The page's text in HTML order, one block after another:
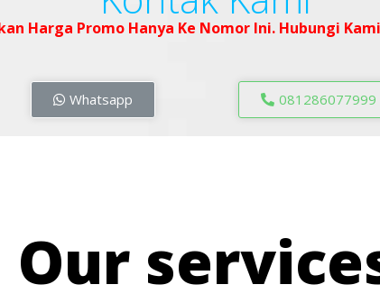
Harga Promo Hanya Ke Nomor Ini. Hubungi
Whatsapp 081286077999
Our